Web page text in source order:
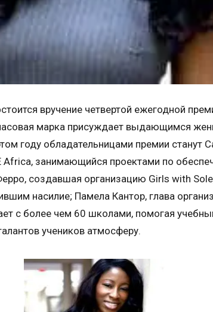
вручение четвертой ежегодной
марка присуждает выдающимся
году обладательницами премии станут
Africa, занимающийся проектами по
создавшая организацию Girls with
насилие; Памела Кантор, глава
с более чем 60 школами, помогая
учеников атмосферу.